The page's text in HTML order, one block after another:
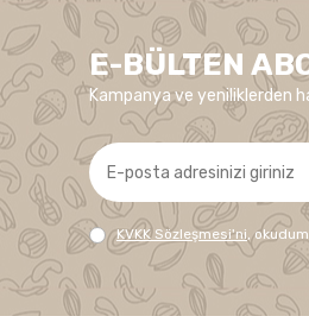
E-BÜLTEN
Kampanya ve yeniliklerden
KVKK Sözleşmesi'ni,